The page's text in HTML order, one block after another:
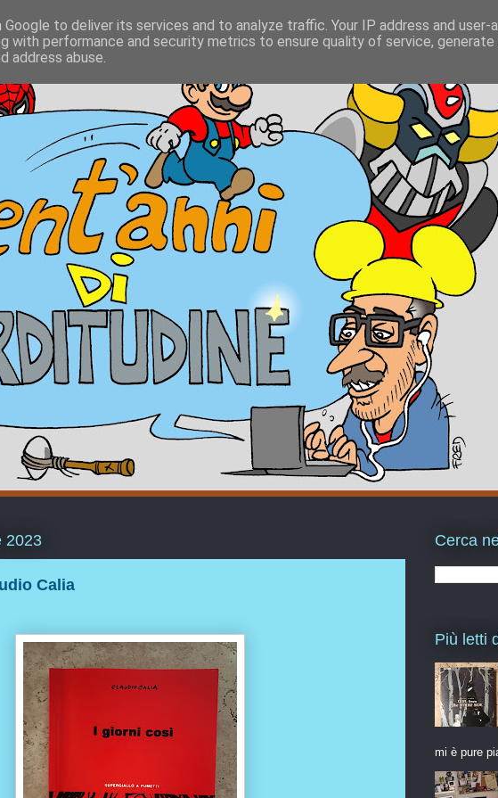
2023
Calia
Cerca
Più letti
mi è pure
to deliver its services and to analyze traffic. Your IP address and user-
with performance and security metrics to ensure quality of service, generate
address abuse.